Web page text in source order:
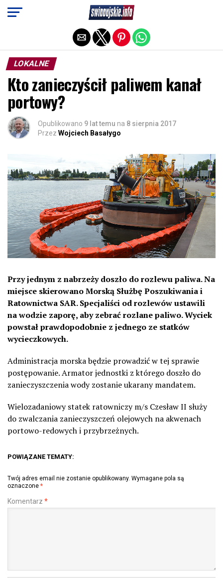
LOKALNE
Kto zanieczyścił paliwem kanał
portowy?
Opublikowano 9 lat temu na 8 sierpnia 2017
Przez Wojciech Basałygo
Przy jednym z nabrzeży doszło do rozlewu paliwa. Na
miejsce skierowano Morską Służbę Poszukiwania i
Ratownictwa SAR. Specjaliści od rozlewów ustawili
na wodzie zaporę, aby zebrać rozlane paliwo. Wyciek
powstał prawdopodobnie z jednego ze statków
wycieczkowych.
Administracja morska będzie prowadzić w tej sprawie
postępowanie. Armator jednostki z którego doszło do
zanieczyszczenia wody zostanie ukarany mandatem.
Wielozadaniowy statek ratowniczy m/s Czesław II służy
do zwalczania zanieczyszczeń olejowych na akwenach
portowo-redowych i przybrzeżnych.
POWIĄZANE TEMATY:
Twój adres email nie zostanie opublikowany. Wymagane pola są
oznaczone *
Komentarz *
Exit mobile version